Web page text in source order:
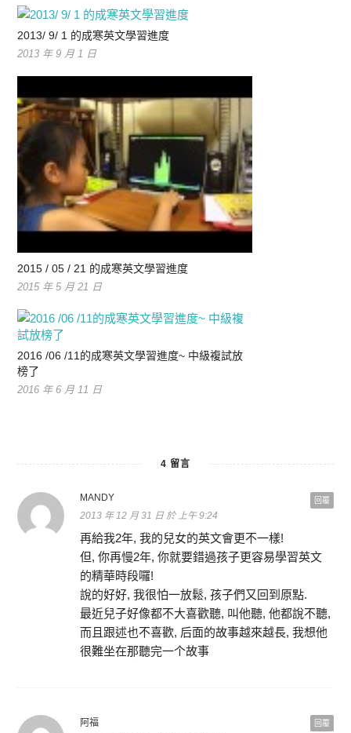
2013/ 9/ 1 的成寒英文學習進度
2013 年 9 月 1 日
2015 / 05 / 21 的成寒英文學習進度
2015 年 5 月 21 日
2016 /06 /11的成寒英文學習進度~ 中級複試放
榜了
2016 年 6 月 11 日
4 留言
回覆
MANDY
2013 年 12 月 31 日 於 上午 9:24
再給我2年, 我的兒女的英文會更不一樣!
但, 你再慢2年, 你就要錯過孩子更容易學習英文
的精華時段囉!
說的好好, 我很怕一放鬆, 孩子們又回到原點.
最近兒子好像都不大喜歡聽, 叫他聽, 他都說不聽,
而且跟述也不喜歡, 后面的故事越來越長, 我想他
很難坐在那聽完一个故事
回覆
阿福